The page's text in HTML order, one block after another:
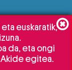
euskaratik,
da, eta ongi
egitea.